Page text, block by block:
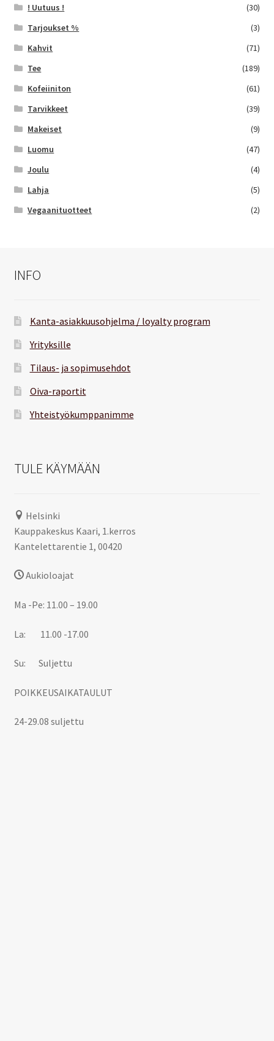
! Uutuus !
(30)
Tarjoukset %
(3)
Kahvit
(71)
Tee
(189)
Kofeiiniton
(61)
Tarvikkeet
(39)
Makeiset
(9)
Luomu
(47)
Joulu
(4)
Lahja
(5)
Vegaanituotteet
(2)
INFO
Kanta-asiakkuusohjelma / loyalty program
Yrityksille
Tilaus- ja sopimusehdot
Oiva-raportit
Yhteistyökumppanimme
TULE KÄYMÄÄN
Helsinki
Kauppakeskus Kaari, 1.kerros
Kantelettarentie 1, 00420
Aukioloajat
Ma -Pe: 11.00 – 19.00
La: 11.00 -17.00
Su: Suljettu
POIKKEUSAIKATAULUT
24-29.08 suljettu